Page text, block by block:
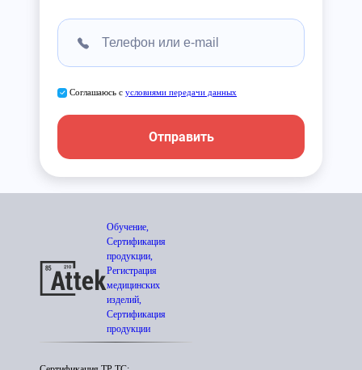
Соглашаюсь с условиями передачи данных
Отправить
Обучение,
Сертификация
продукции,
Регистрация
медицинских
изделий,
Сертификация
продукции